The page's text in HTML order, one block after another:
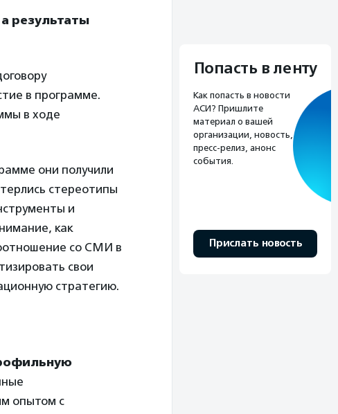
результаты
в программе.
в ходе
они получили
стереотипы
и
как
со СМИ в
свои
стратегию.
опытом с
Попасть в ленту
Как попасть в новости
АСИ? Пришлите
материал о вашей
организации, новость,
пресс-релиз, анонс
события.
Прислать новость